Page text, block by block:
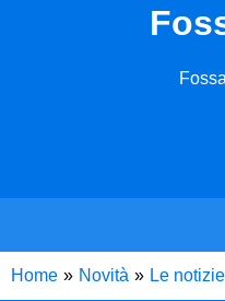
Home Novità Le notizie